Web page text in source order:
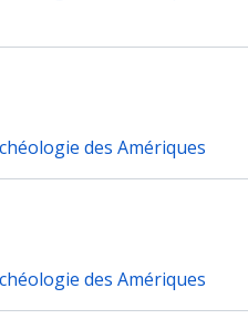
des Amériques
des Amériques